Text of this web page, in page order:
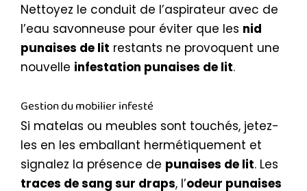
Nettoyez le conduit de l’aspirateur avec de
l’eau savonneuse pour éviter que les nid
punaises de lit restants ne provoquent une
nouvelle infestation punaises de lit.
Gestion du mobilier infesté
Si matelas ou meubles sont touchés, jetez-
les en les emballant hermétiquement et
signalez la présence de punaises de lit. Les
traces de sang sur draps, l’odeur punaises